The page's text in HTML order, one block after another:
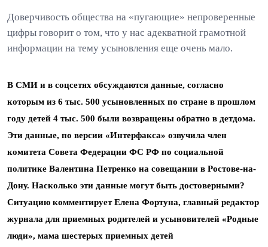
Доверчивость общества на «пугающие» непроверенные
цифры говорит о том, что у нас адекватной грамотной
информации на тему усыновления еще очень мало.
В СМИ и в соцсетях обсуждаются данные, согласно
которым из 6 тыс. 500 усыновленных по стране в прошлом
году детей 4 тыс. 500 были возвращены обратно в детдома.
Эти данные, по версии «Интерфакса» озвучила член
комитета Совета Федерации ФС РФ по социальной
политике Валентина Петренко на совещании в Ростове-на-
Дону. Насколько эти данные могут быть достоверными?
Ситуацию комментирует Елена Фортуна, главный редактор
журнала для приемных родителей и усыновителей «Родные
люди», мама шестерых приемных детей